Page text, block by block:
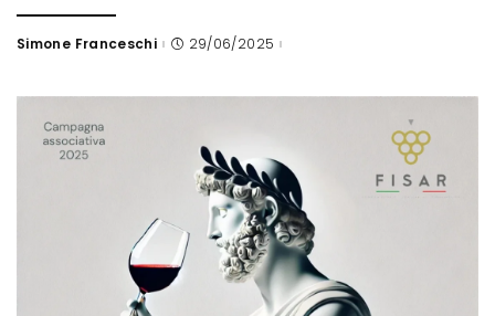
Posted
Simone Franceschi 29/06/2025